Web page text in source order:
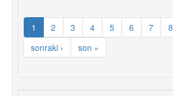
1 2 3 4 5 6 7 8
sonraki ›
son »